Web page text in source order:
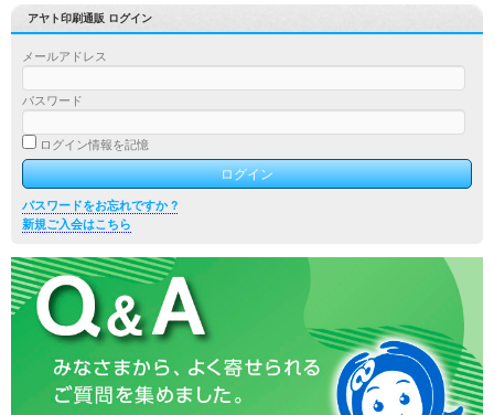
アヤト印刷通販 ログイン
メールアドレス
パスワード
ログイン情報を記憶
パスワードをお忘れですか ?
新規ご入会はこちら